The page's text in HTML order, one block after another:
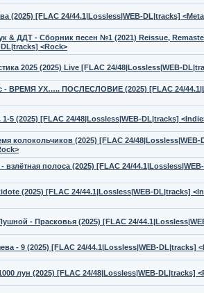
(2025) [FLAC 24/44.1|Lossless|WEB-DL|tracks]
& ДДТ - Сборник песен №1 (2021) Reissue,
<Rock>
2025 (2025) Live [FLAC 24/48|Lossless|WEB-
- ВРЕМЯ УХ….. ПОСЛЕСЛОВИЕ (2025) [FLAC 24/
5 (2025) [FLAC 24/48|Lossless|WEB-DL|tracks]
колокольчиков (2025) [FLAC 24/
взлётная полоса (2025) [FLAC 24/
(2025) [FLAC 24/44.1|Lossless|WEB-DL|tracks]
- Прасковья (2025) [FLAC 24/
- 9 (2025) [FLAC 24/44.1|Lossless|WEB-DL|tracks]
лун (2025) [FLAC 24/48|Lossless|WEB-DL|tracks]